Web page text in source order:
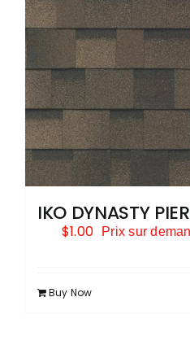
IKO DYNASTY
$1.00 Prix sur
Buy Now